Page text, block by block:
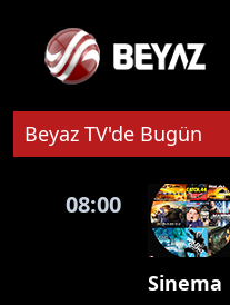
Beyaz TV'de Bugün
08:00
Sinema